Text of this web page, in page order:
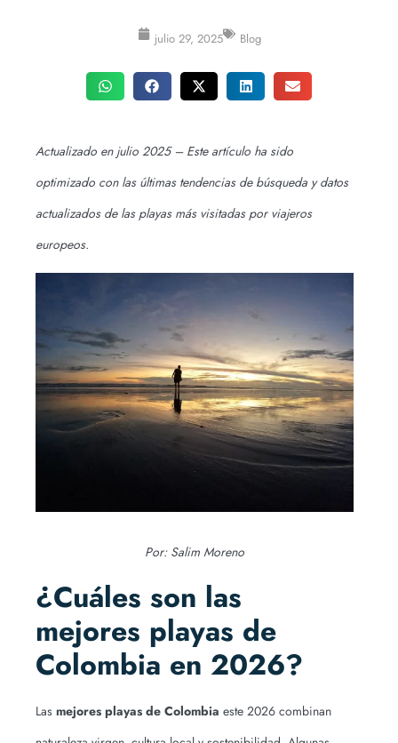
julio 29, 2025 Blog
Actualizado en julio 2025 – Este artículo ha sido
optimizado con las últimas tendencias de búsqueda y datos
actualizados de las playas más visitadas por viajeros
europeos.
Por: Salim Moreno
¿Cuáles son las
mejores playas de
Colombia en 2026?
Las mejores playas de Colombia este 2026 combinan